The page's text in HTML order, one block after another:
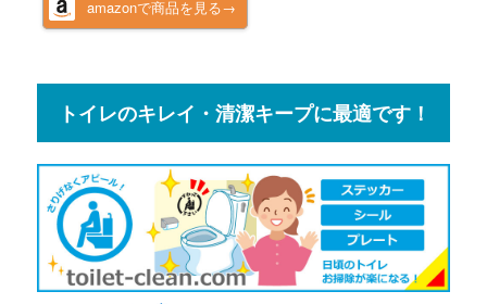
amazonで商品を見る→
トイレのキレイ・清潔キープに最適です！